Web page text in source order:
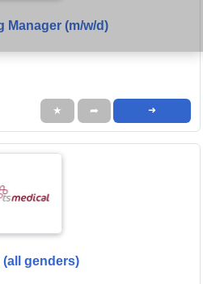
Manager (m/w/d)
★ ➦ ➜
genders)